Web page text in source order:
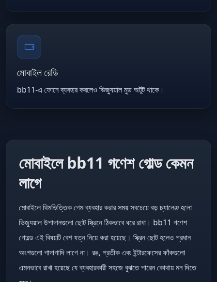
মোবাইল রেডি
bb11-এ ফোনে ব্যবহার করলেও ভিজ্যুয়াল মুড অটুট থাকে।
মোবাইলে bb11 গণেশ গোল্ড কেমন
লাগে
মোবাইলে থিমভিত্তিক গেম ব্যবহার করার সময় সবচেয়ে বড় চ্যালেঞ্জ হলো
ভিজ্যুয়াল উপাদানগুলো ছোট স্ক্রিনে ঠিকভাবে ধরে রাখা। bb11 গণেশ
গোল্ডে এই বিষয়টি বেশ যত্ন নিয়ে করা হয়েছে। স্ক্রিন ছোট হলেও প্রধান
অংশগুলো গাদাগাদি লাগে না। রঙ, প্রতীক এবং ইন্টারফেসের ফাঁকগুলো
এমনভাবে রাখা হয়েছে যে ব্যবহারকারী সহজে বুঝতে পারেন কোথায় মন দিতে